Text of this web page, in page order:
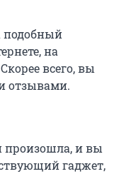
подобный
на
всего, вы
отзывами.
произошла, и вы
гаджет,